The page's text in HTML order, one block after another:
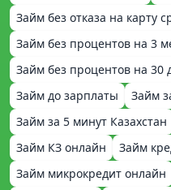
Займ без отказа на карту
Займ без процентов на 3
Займ без процентов на 30
Займ до зарплаты
Займ
Займ за 5 минут Казахстан
Займ КЗ онлайн
Займ
Займ микрокредит онлайн